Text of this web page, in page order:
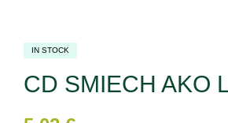
IN STOCK
CD SMIECH AKO